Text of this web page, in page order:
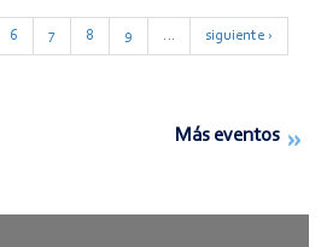
6 7 8 9 siguiente ›
Más eventos